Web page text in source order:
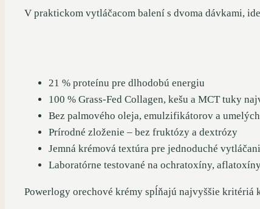
V praktickom vytláčacom balení s dvoma dávkami,
21 % proteínu pre dlhodobú energiu
100 % Grass-Fed Collagen, kešu a MCT tuky
Bez palmového oleja, emulzifikátorov a
Prírodné zloženie – bez fruktózy a dextrózy
Jemná krémová textúra pre jednoduché
Laboratórne testované na ochratoxíny,
Powerlogy orechové krémy spĺňajú najvyššie